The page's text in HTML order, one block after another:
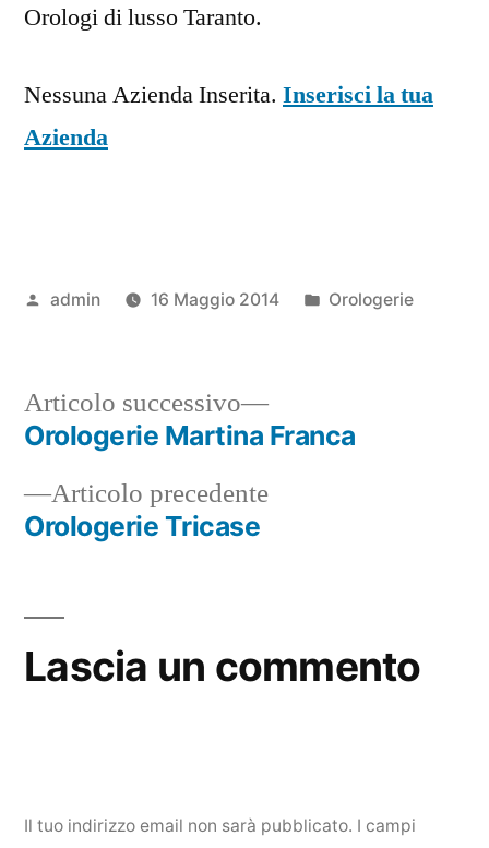
Orologi di lusso Taranto.
Nessuna Azienda Inserita. Inserisci la tua
Azienda
Pubblicato
admin 16 Maggio 2014
Pubblicato
Orologerie
Navigazione
articoli
Articolo precedenteArticolo
Orologerie Tricase
Articolo successivo
Articolo
successivo:
Orologerie Martina Franca
Lascia un commento
Il tuo indirizzo email non sarà pubblicato. I campi